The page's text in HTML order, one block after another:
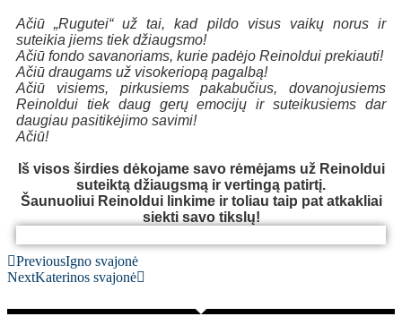
Ačiū „Rugutei“ už tai, kad pildo visus vaikų norus ir
suteikia jiems tiek džiaugsmo!
Ačiū fondo savanoriams, kurie padėjo Reinoldui prekiauti!
Ačiū draugams už visokeriopą pagalbą!
Ačiū visiems, pirkusiems pakabučius, dovanojusiems
Reinoldui tiek daug gerų emocijų ir suteikusiems dar
daugiau pasitikėjimo savimi!
Ačiū!
Iš visos širdies dėkojame savo rėmėjams už Reinoldui
suteiktą džiaugsmą ir vertingą patirtį.
Šaunuoliui Reinoldui linkime ir toliau taip pat atkakliai
siekti savo tikslų!
Reinoldo svajonė
Reinoldo svajonė
Reinoldo svajonė
Reinoldo svajonė
Reinoldo svajonė
Reinoldo svajonė
PreviousIgno svajonė
NextKaterinos svajonė